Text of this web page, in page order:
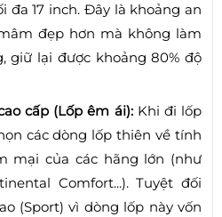
đa 17 inch. Đây là khoảng an
đẹp hơn mà không làm
giữ lại được khoảng 80% độ
cấp (Lốp êm ái):Khi đi lốp
các dòng lốp thiên về tính
mại của các hãng lớn (như
Comfort...). Tuyệt đối
(Sport) vì dòng lốp này vốn